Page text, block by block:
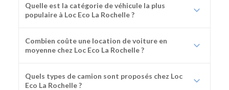
Quelle est la catégorie de véhicule la plus
populaire à Loc Eco La Rochelle ?
Combien coûte une location de voiture en
moyenne chez Loc Eco La Rochelle ?
Quels types de camion sont proposés chez Loc
Eco La Rochelle ?